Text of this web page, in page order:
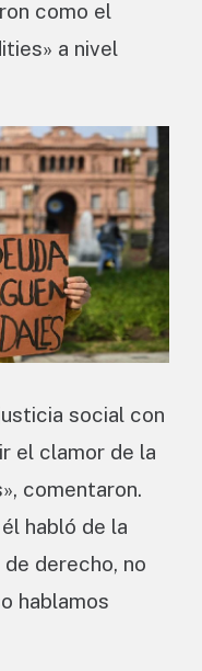
como el
a nivel
social con
el clamor de la
comentaron.
habló de la
derecho, no
hablamos